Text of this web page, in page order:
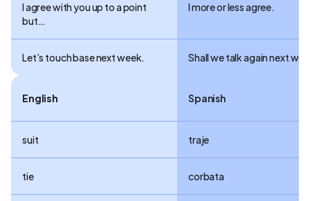
I agree with you up to a point
but…
I more or less agree.
Let’s touch base next week. Shall we talk again next
English Spanish
suit traje
tie corbata